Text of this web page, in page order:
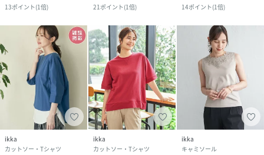
13ポイント(1倍)
21 ポイント(1倍)
14ポイント(1倍)
ikka
カットソー・Tシャツ
ikka
カットソー・Tシャツ
ikka
キャミソール